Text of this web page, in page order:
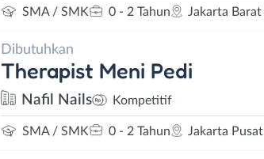
SMA / SMK 0 - 2 Tahun Jakarta Barat
Dibutuhkan
Therapist Meni Pedi
Nafil Nails Kompetitif
SMA / SMK 0 - 2 Tahun Jakarta Pusat